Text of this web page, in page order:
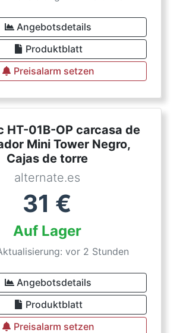
Angebotsdetails
Produktblatt
Preisalarm setzen
HT-01B-OP carcasa de
Mini Tower Negro,
Cajas de torre
alternate.es
31 €
Auf Lager
vor 2 Stunden
Angebotsdetails
Produktblatt
Preisalarm setzen